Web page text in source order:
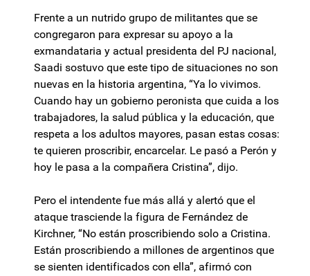
Frente a un nutrido grupo de militantes que se
congregaron para expresar su apoyo a la
exmandataria y actual presidenta del PJ nacional,
Saadi sostuvo que este tipo de situaciones no son
nuevas en la historia argentina, “Ya lo vivimos.
Cuando hay un gobierno peronista que cuida a los
trabajadores, la salud pública y la educación, que
respeta a los adultos mayores, pasan estas cosas:
te quieren proscribir, encarcelar. Le pasó a Perón y
hoy le pasa a la compañera Cristina”, dijo.
Pero el intendente fue más allá y alertó que el
ataque trasciende la figura de Fernández de
Kirchner, “No están proscribiendo solo a Cristina.
Están proscribiendo a millones de argentinos que
se sienten identificados con ella”, afirmó con